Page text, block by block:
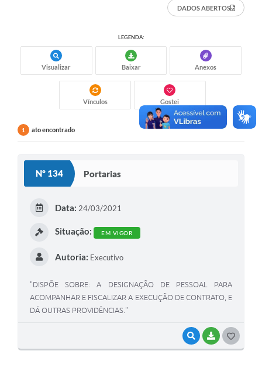
DADOS ABERTOS
LEGENDA:
Visualizar Baixar Anexos
Vínculos Gostei
1 ato encontrado
Nº 134 Portarias
VISUALIZAR
BAIXAR
Data: 24/03/2021
Situação: EM VIGOR
Autoria: Executivo
"DISPÕE SOBRE: A DESIGNAÇÃO DE PESSOAL PARA
ACOMPANHAR E FISCALIZAR A EXECUÇÃO DE CONTRATO, E
DÁ OUTRAS PROVIDÊNCIAS."